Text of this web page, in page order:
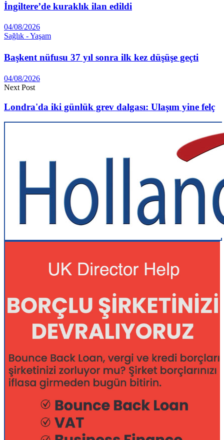
İngiltere’de kuraklık ilan edildi
04/08/2026
Sağlık - Yaşam
Başkent nüfusu 37 yıl sonra ilk kez düşüşe geçti
04/08/2026
Next Post
Londra'da iki günlük grev dalgası: Ulaşım yine felç